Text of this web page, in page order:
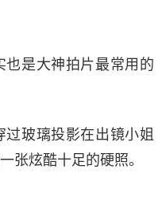
是大神拍片最常用的
玻璃投影在出镜小姐
张炫酷十足的硬照。